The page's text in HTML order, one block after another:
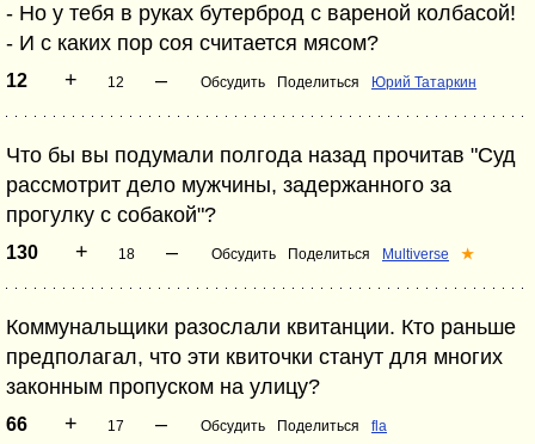
- Но у тебя в руках бутерброд с вареной колбасой!
- И с каких пор соя считается мясом?
12 + 12 – Обсудить Поделиться Юрий Татаркин
Что бы вы подумали полгода назад прочитав "Суд
рассмотрит дело мужчины, задержанного за
прогулку с собакой"?
130 + 18 – Обсудить Поделиться Multiverse ★
Коммунальщики разослали квитанции. Кто раньше
предполагал, что эти квиточки станут для многих
законным пропуском на улицу?
66 + 17 – Обсудить Поделиться fla